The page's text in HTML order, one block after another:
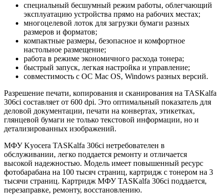
специальный бесшумный режим работы, облегчающий
эксплуатацию устройства прямо на рабочих местах;
многоцелевой лоток для загрузки бумаги разных
размеров и форматов;
компактные размеры, безопасное и комфортное
настольное размещение;
работа в режиме экономичного расхода тонера;
быстрый запуск, легкая настройка и управление;
совместимость с ОС Mac OS, Windows разных версий.
Разрешение печати, копирования и сканирования на TASKalfa
306ci составляет от 600 dpi. Это оптимальный показатель для
деловой документации, печати на конвертах, этикетках,
глянцевой бумаги не только текстовой информации, но и
детализированных изображений.
МФУ Kyocera TASKalfa 306ci нетребователен в
обслуживании, легко поддается ремонту и отличается
высокой надежностью. Модель имеет повышенный ресурс
фотобарабана на 100 тысяч страниц, картридж с тонером на 3
тысячи страниц. Картридж МФУ TASKalfa 306ci поддается,
перезаправке, ремонту, восстановлению.